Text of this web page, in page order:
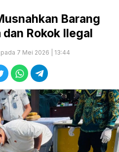
Barang
Rokok Ilegal
pada 7 Mei 2026 | 13:44